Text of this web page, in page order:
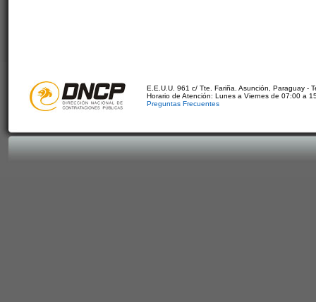
E.E.U.U. 961 c/ Tte. Fariña. Asunción, Paraguay -
Horario de Atención: Lunes a Viernes de 07:00 a
Preguntas Frecuentes